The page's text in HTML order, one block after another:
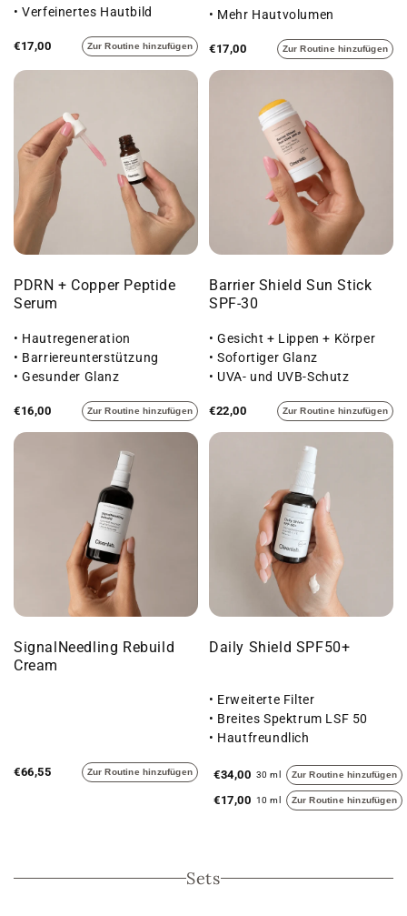
• Verfeinertes Hautbild
€17,00 Zur Routine hinzufügen
• Mehr Hautvolumen
€17,00 Zur Routine hinzufügen
PDRN + Copper Peptide
Serum
• Hautregeneration
• Barriereunterstützung
• Gesunder Glanz
€16,00 Zur Routine hinzufügen
Barrier Shield Sun Stick
SPF-30
• Gesicht + Lippen + Körper
• Sofortiger Glanz
• UVA- und UVB-Schutz
€22,00 Zur Routine hinzufügen
SignalNeedling Rebuild
Cream
€66,55 Zur Routine hinzufügen
Daily Shield SPF50+
• Erweiterte Filter
• Breites Spektrum LSF 50
• Hautfreundlich
€34,00 30 ml Zur Routine hinzufügen
€17,00 10 ml Zur Routine hinzufügen
Sets